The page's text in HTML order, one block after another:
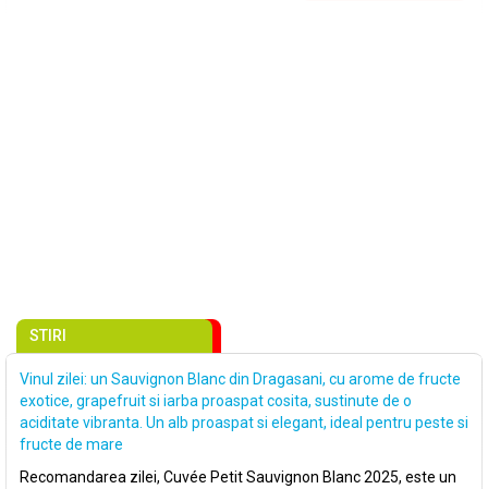
STIRI
Vinul zilei: un Sauvignon Blanc din Dragasani, cu arome de fructe
exotice, grapefruit si iarba proaspat cosita, sustinute de o
aciditate vibranta. Un alb proaspat si elegant, ideal pentru peste si
fructe de mare
Recomandarea zilei, Cuvée Petit Sauvignon Blanc 2025, este un